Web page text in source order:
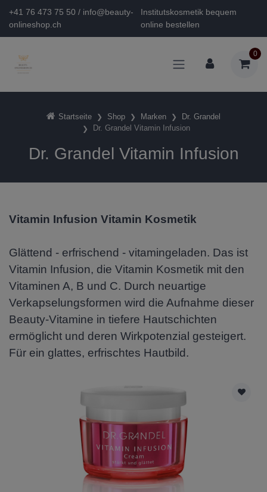
+41 76 473 75 50 / info@beauty-
onlineshop.ch
Institutskosmetik bequem
online bestellen
0
Startseite Shop Marken
Dr. Grandel
Dr. Grandel Vitamin Infusion
Dr. Grandel Vitamin Infusion
Vitamin Infusion Vitamin Kosmetik
Glättend - erfrischend - vitamingeladen. Das ist
Vitamin Infusion, die Vitamin Kosmetik mit den
Vitaminen A, B und C. Durch neuartige
Verkapselungsformen wird die Aufnahme dieser
Beauty-Vitamine in tiefere Hautschichten
ermöglicht und deren Wirkpotenzial gesteigert.
Für ein glattes, erfrischtes Hautbild.